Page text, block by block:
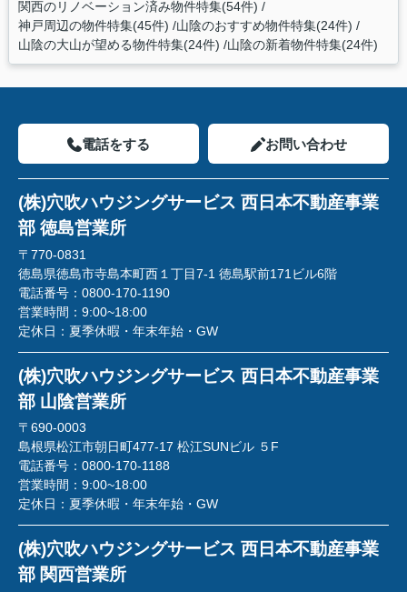
関西のリノベーション済み物件特集(54件)
神戸周辺の物件特集(45件) 山陰のおすすめ物件特集(24件)
山陰の大山が望める物件特集(24件) 山陰の新着物件特集(24件)
電話をする お問い合わせ
(株)穴吹ハウジングサービス 西日本不動産事業
部 徳島営業所
〒770-0831
徳島県徳島市寺島本町西１丁目7-1 徳島駅前171ビル6階
電話番号： 0800-170-1190
営業時間： 9:00~18:00
定休日： 夏季休暇・年末年始・GW
(株)穴吹ハウジングサービス 西日本不動産事業
部 山陰営業所
〒690-0003
島根県松江市朝日町477-17 松江SUNビル ５F
電話番号： 0800-170-1188
営業時間： 9:00~18:00
定休日： 夏季休暇・年末年始・GW
(株)穴吹ハウジングサービス 西日本不動産事業
部 関西営業所